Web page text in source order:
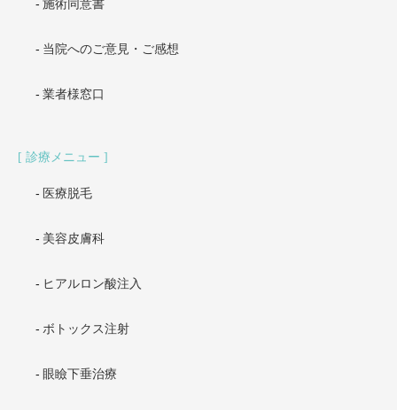
施術同意書
当院へのご意見・ご感想
業者様窓口
診療メニュー
医療脱毛
美容皮膚科
ヒアルロン酸注入
ボトックス注射
眼瞼下垂治療